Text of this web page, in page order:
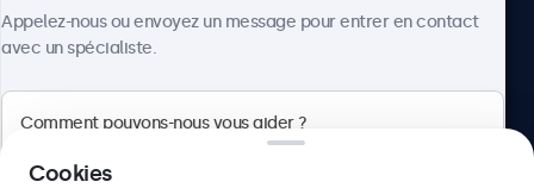
Appelez-nous ou envoyez un message pour entrer en contact
avec un spécialiste.
Cookies